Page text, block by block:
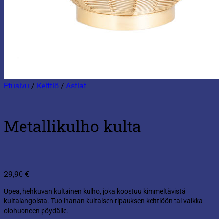
Etusivu / Keittiö / Astiat
Metallikulho kulta
29,90 €
Upea, hehkuvan kultainen kulho, joka koostuu kimmeltävistä
kultalangoista. Tuo ihanan kultaisen ripauksen keittiöön tai vaikka
olohuoneen pöydälle.